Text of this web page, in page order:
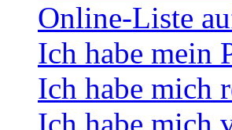
Online-Liste
Ich habe mein
Ich habe mich